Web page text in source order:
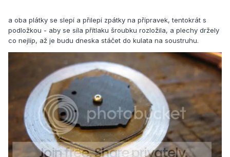
a oba plátky se slepí a přilepí zpátky na přípravek, tentokrát s
podložkou - aby se síla přítlaku šroubku rozložila, a plechy držely
co nejlíp, až je budu dneska stáčet do kulata na soustruhu.